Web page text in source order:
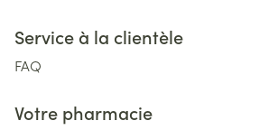
Service à la clientèle
FAQ
Votre pharmacie